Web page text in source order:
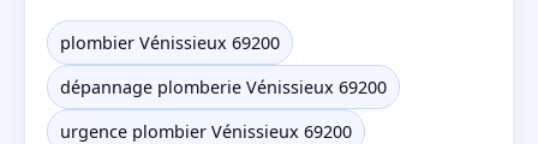
plombier Vénissieux 69200
dépannage plomberie Vénissieux 69200
urgence plombier Vénissieux 69200